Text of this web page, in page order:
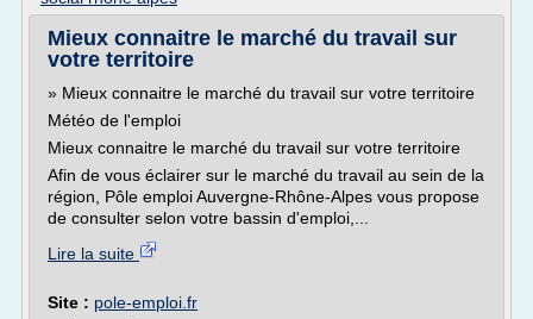
Mieux connaitre le marché du travail sur
votre territoire
» Mieux connaitre le marché du travail sur votre territoire
Météo de l'emploi
Mieux connaitre le marché du travail sur votre territoire
Afin de vous éclairer sur le marché du travail au sein de la
région, Pôle emploi Auvergne-Rhône-Alpes vous propose
de consulter selon votre bassin d'emploi,...
Lire la suite
Site : pole-emploi.fr